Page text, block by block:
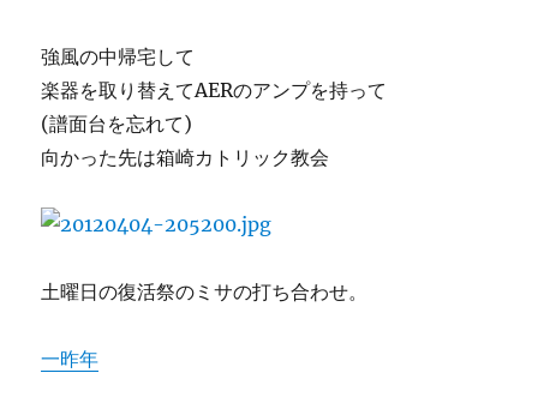
強風の中帰宅して
楽器を取り替えてAERのアンプを持って
(譜面台を忘れて)
向かった先は箱崎カトリック教会
土曜日の復活祭のミサの打ち合わせ。
一昨年